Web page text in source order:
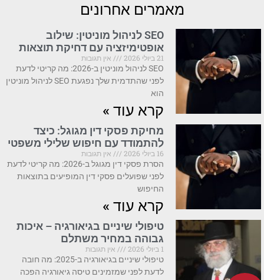
מאמרים אחרונים
SEO לניהול מוניטין: שילוב
אופטימיזציה עם דחיקת תוצאות
21 ביולי 2026
אין תגובות
SEO לניהול מוניטין ב-2026: מה קריטי לדעת
לפני שהתדמית שלך נפגעת SEO לניהול מוניטין
הוא
קרא עוד »
מחיקת פסקי דין מגוגל: כיצד
להתמודד עם חיפוש שלילי משפטי
16 ביולי 2026
אין תגובות
הסרת פסקי דין מגוגל ב-2026: מה קריטי לדעת
לפני שפועלים פסקי דין המופיעים בתוצאות
החיפוש
קרא עוד »
טיפולי שיניים בגיאורגיה – איכות
גבוהה במחיר משתלם
1 ביולי 2026
אין תגובות
טיפולי שיניים בגיאורגיה ב-2025: מה חובה
לדעת לפני שמזמינים טיסה גיאורגיה הפכה